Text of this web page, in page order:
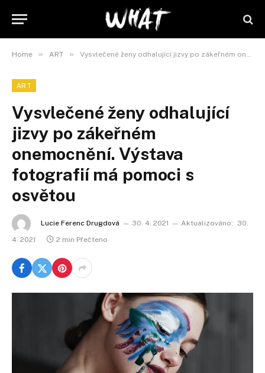
Home » ART » Vysvlečené ženy odhalující jizvy po zákeřném onemocnění. Výstava fotografií má pomoci s osvětou
ART
Vysvlečené ženy odhalující
jizvy po zákeřném
onemocnění. Výstava
fotografií má pomoci s
osvětou
Lucie Ferenc Drugdová 30. 4. 2021 Aktualizováno:
30.
4. 2021
2 min Přečteno